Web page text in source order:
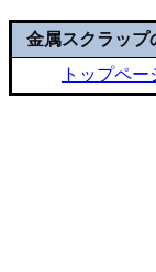
金属スクラップ
トップペー